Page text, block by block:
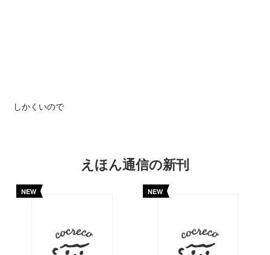
しかくいので
えほん通信の新刊
NEW NEW